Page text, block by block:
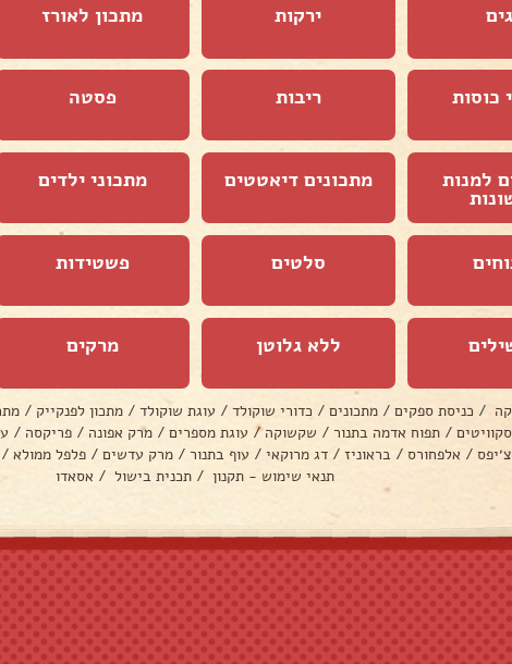
ירקות מתכון לאורז
כוסות ריבות פסטה
למנות מתכונים דיאטטים מתכוני ילדים
סלטים פשטידות
ללא גלוטן מרקים
/ כניסת ספקים / מתכונים / כדורי שוקולד / עוגת שוקולד / מתכון לפנקייק /
/ תפוח אדמה בתנור / שקשוקה/ עוגת מספרים / מרק אפונה / פריקסה /
/ אלפחורס / בראוניז / דג מרוקאי / עוף בתנור / מרק עדשים / פלפל ממולא /
תנאי שימוש - תקנון / תכנית בישול / אסאדו